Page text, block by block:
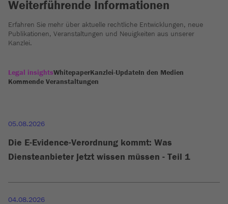
Weiterführende Informationen
Erfahren Sie mehr über aktuelle rechtliche Entwicklungen, neue
Publikationen, Veranstaltungen und Neuigkeiten aus unserer
Kanzlei.
Legal insightsWhitepaperKanzlei-UpdateIn den Medien
Kommende Veranstaltungen
05.08.2026
Die E-Evidence-Verordnung kommt: Was
Diensteanbieter jetzt wissen müssen - Teil 1
04.08.2026